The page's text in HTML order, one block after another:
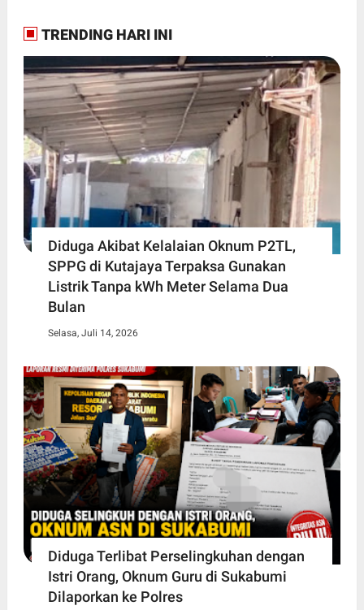
TRENDING HARI INI
Diduga Akibat Kelalaian Oknum P2TL,
SPPG di Kutajaya Terpaksa Gunakan
Listrik Tanpa kWh Meter Selama Dua
Bulan
Selasa, Juli 14, 2026
Diduga Terlibat Perselingkuhan dengan
Istri Orang, Oknum Guru di Sukabumi
Dilaporkan ke Polres